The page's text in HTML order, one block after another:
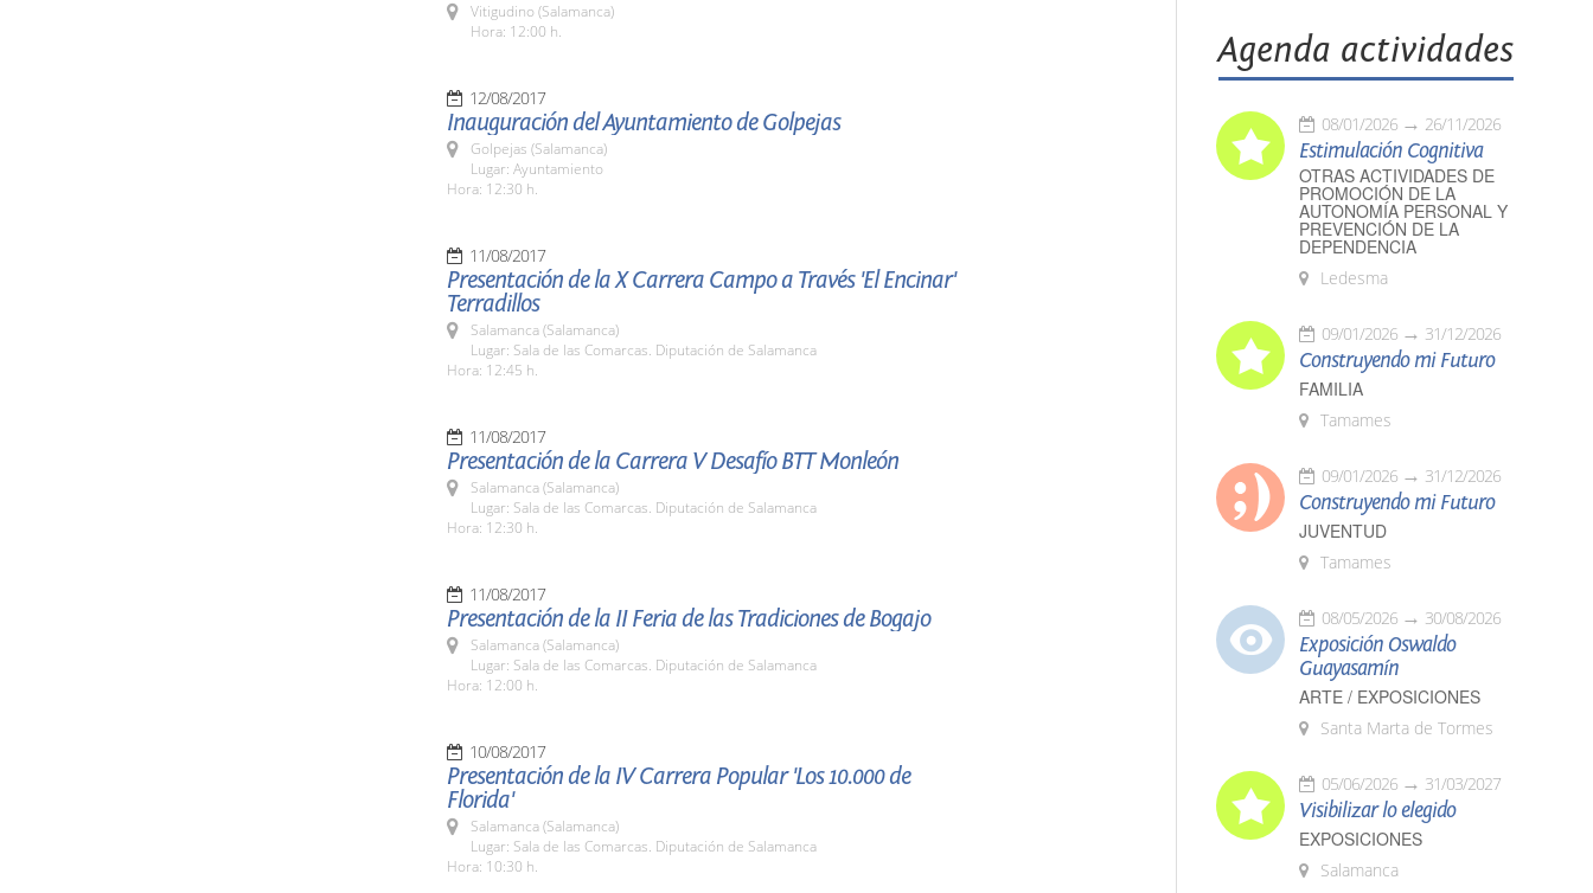
Vitigudino (Salamanca)
Hora: 12:00 h.
12/08/2017
Inauguración del Ayuntamiento de Golpejas
Golpejas (Salamanca)
Lugar: Ayuntamiento
Hora: 12:30 h.
11/08/2017
Presentación de la X Carrera Campo a Través 'El Encinar'
Terradillos
Salamanca (Salamanca)
Lugar: Sala de las Comarcas. Diputación de Salamanca
Hora: 12:45 h.
11/08/2017
Presentación de la Carrera V Desafío BTT Monleón
Salamanca (Salamanca)
Lugar: Sala de las Comarcas. Diputación de Salamanca
Hora: 12:30 h.
11/08/2017
Presentación de la II Feria de las Tradiciones de Bogajo
Salamanca (Salamanca)
Lugar: Sala de las Comarcas. Diputación de Salamanca
Hora: 12:00 h.
10/08/2017
Presentación de la IV Carrera Popular 'Los 10.000 de
Florida'
Salamanca (Salamanca)
Lugar: Sala de las Comarcas. Diputación de Salamanca
Hora: 10:30 h.
Agenda actividades
08/01/2026 26/11/2026
Estimulación Cognitiva
OTRAS ACTIVIDADES DE
PROMOCIÓN DE LA
AUTONOMÍA PERSONAL Y
PREVENCIÓN DE LA
DEPENDENCIA
Ledesma
09/01/2026 31/12/2026
Construyendo mi Futuro
FAMILIA
Tamames
09/01/2026 31/12/2026
Construyendo mi Futuro
JUVENTUD
Tamames
08/05/2026 30/08/2026
Exposición Oswaldo
Guayasamín
ARTE / EXPOSICIONES
Santa Marta de Tormes
05/06/2026 31/03/2027
Visibilizar lo elegido
EXPOSICIONES
Salamanca